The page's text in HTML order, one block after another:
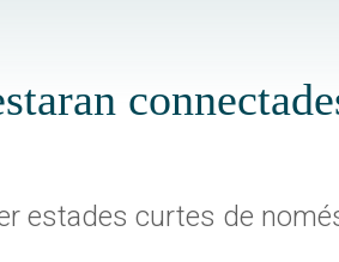
estades curtes de